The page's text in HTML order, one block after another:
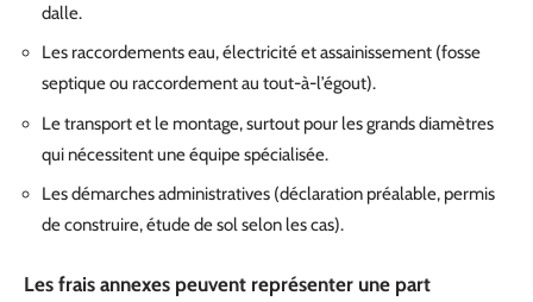
dalle.
Les raccordements eau, électricité et assainissement (fosse
septique ou raccordement au tout-à-l’égout).
Le transport et le montage, surtout pour les grands diamètres
qui nécessitent une équipe spécialisée.
Les démarches administratives (déclaration préalable, permis
de construire, étude de sol selon les cas).
Les frais annexes peuvent représenter une part